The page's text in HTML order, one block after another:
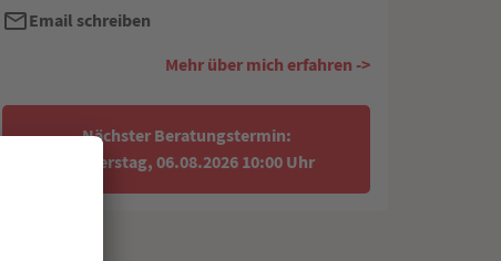
Email schreiben
Mehr über mich erfahren ->
Nächster Beratungstermin:
Donnerstag, 06.08.2026 10:00 Uhr